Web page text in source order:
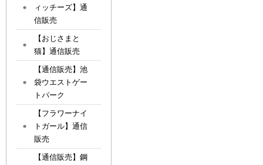
ィッチーズ】通
信販売
【おじさまと
猫】通信販売
【通信販売】池
袋ウエストゲー
トパーク
【フラワーナイ
トガール】通信
販売
【通信販売】鋼